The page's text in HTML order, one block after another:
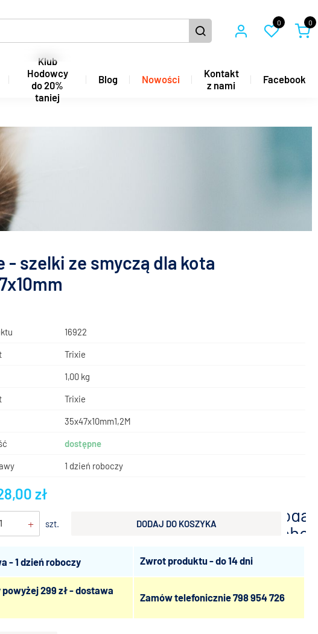
0 0
Klub
Hodowcy
do 20%
taniej
Blog Nowości
Kontakt
z nami
Facebook
- szelki ze smyczą dla kota
16922
Trixie
1,00 kg
Trixie
35x47x10mm1,2M
dostępne
1 dzień roboczy
zł
+ szt. DODAJ DO KOSZYKA
- 1 dzień roboczy Zwrot produktu - do 14 dni
powyżej 299 zł - dostawa
Zamów telefonicznie798 954 726